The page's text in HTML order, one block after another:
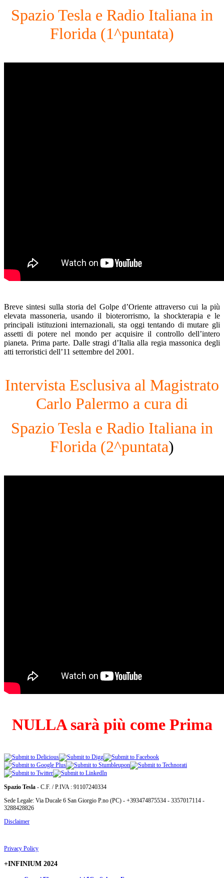
Spazio Tesla e Radio Italiana in
Florida (1^puntata)
Breve sintesi sulla storia del Golpe d’Oriente attraverso cui la più
elevata massoneria, usando il bioterorrismo, la shockterapia e le
principali istituzioni internazionali, sta oggi tentando di mutare gli
assetti di potere nel mondo per acquisire il controllo dell’intero
pianeta. Prima parte. Dalle stragi d’Italia alla regia massonica degli
atti terroristici dell’11 settembre del 2001.
Intervista Esclusiva al Magistrato
Carlo Palermo a cura di
Spazio Tesla e Radio Italiana in
Florida (2^puntata)
NULLA sarà più come Prima
Spazio Tesla - C.F. / P.IVA : 91107240334
Sede Legale: Via Ducale 6 San Giorgio P.no (PC) - +393474875534 - 3357017114 -
3288428826
Disclaimer
Privacy Policy
+INFINIUM 2024